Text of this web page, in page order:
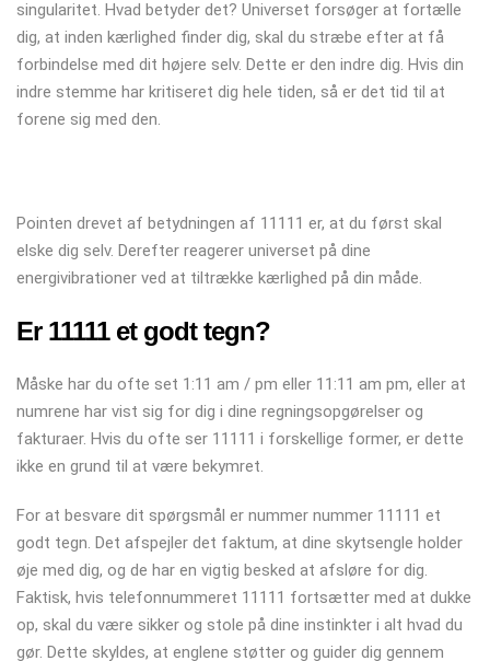
singularitet. Hvad betyder det? Universet forsøger at fortælle
dig, at inden kærlighed finder dig, skal du stræbe efter at få
forbindelse med dit højere selv. Dette er den indre dig. Hvis din
indre stemme har kritiseret dig hele tiden, så er det tid til at
forene sig med den.
Pointen drevet af betydningen af ​​11111 er, at du først skal
elske dig selv. Derefter reagerer universet på dine
energivibrationer ved at tiltrække kærlighed på din måde.
Er 11111 et godt tegn?
Måske har du ofte set 1:11 am / pm eller 11:11 am pm, eller at
numrene har vist sig for dig i dine regningsopgørelser og
fakturaer. Hvis du ofte ser 11111 i forskellige former, er dette
ikke en grund til at være bekymret.
For at besvare dit spørgsmål er nummer nummer 11111 et
godt tegn. Det afspejler det faktum, at dine skytsengle holder
øje med dig, og de har en vigtig besked at afsløre for dig.
Faktisk, hvis telefonnummeret 11111 fortsætter med at dukke
op, skal du være sikker og stole på dine instinkter i alt hvad du
gør. Dette skyldes, at englene støtter og guider dig gennem